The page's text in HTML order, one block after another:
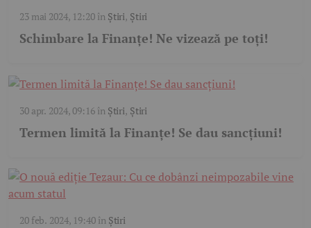
23 mai 2024, 12:20în Știri, Știri
Schimbare la Finanțe! Ne vizează pe toți!
30 apr. 2024, 09:16în Știri, Știri
Termen limită la Finanțe! Se dau sancțiuni!
20 feb. 2024, 19:40în Știri